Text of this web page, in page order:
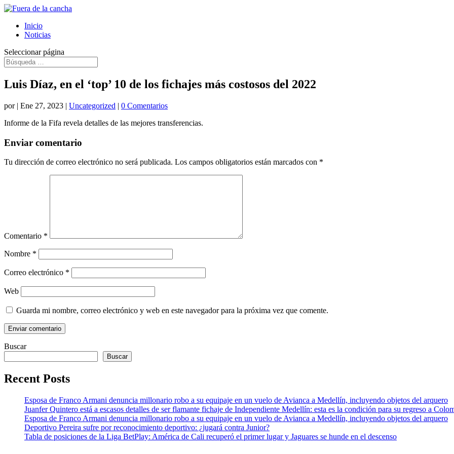
Inicio
Noticias
Seleccionar página
Luis Díaz, en el ‘top’ 10 de los fichajes más costosos del 2022
por | Ene 27, 2023 | Uncategorized | 0 Comentarios
Informe de la Fifa revela detalles de las mejores transferencias.
Enviar comentario
Tu dirección de correo electrónico no será publicada. Los campos obligatorios están marcados con *
Comentario *
Nombre *
Correo electrónico *
Web
Guarda mi nombre, correo electrónico y web en este navegador para la próxima vez que comente.
Buscar
Buscar
Recent Posts
Esposa de Franco Armani denuncia millonario robo a su equipaje en un vuelo de Avianca a Medellín, incluyendo objetos del arquero
Juanfer Quintero está a escasos detalles de ser flamante fichaje de Independiente Medellín: esta es la condición para su regreso a
Esposa de Franco Armani denuncia millonario robo a su equipaje en un vuelo de Avianca a Medellín, incluyendo objetos del arquero
Deportivo Pereira sufre por reconocimiento deportivo: ¿jugará contra Junior?
Tabla de posiciones de la Liga BetPlay: América de Cali recuperó el primer lugar y Jaguares se hunde en el descenso